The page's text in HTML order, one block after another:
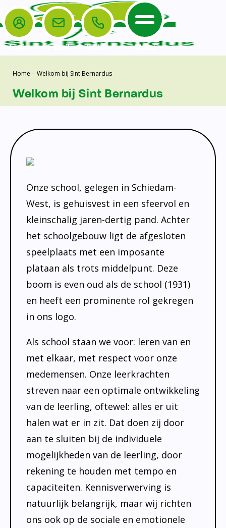
Home
De School
De School
Missie en visie
Veiligheidsplan
Onderwijs
Leerlingenraad
Leerlingenzorg
Leerlingenzorg
Kanjertraining
Doorstroomtoets
Centrum Jeugd en Gezin
Schoollogopedie
schoolondersteuningsprofiel
Schooltijden
Absentie
Vakanties
Aanmelden
Schoolgids
Gezonde school
Routebeschrijving
Privacy
Het Team
Ouders
Ouders
Voorschoolse en naschoolse opvang
Tussenschoolse opvang
Activiteitencommissie (AC)
Medezeggenschapsraad (MR)
Formulieren
Klachtenregeling
Contact
Login E-mail Bellen Menu
Home - Welkom bij Sint Bernardus
Welkom bij Sint Bernardus
Onze school, gelegen in Schiedam-
West, is gehuisvest in een sfeervol en
kleinschalig jaren-dertig pand. Achter
het schoolgebouw ligt de afgesloten
speelplaats met een imposante
plataan als trots middelpunt. Deze
boom is even oud als de school (1931)
en heeft een prominente rol gekregen
in ons logo.
Als school staan we voor: leren van en
met elkaar, met respect voor onze
medemensen. Onze leerkrachten
streven naar een optimale ontwikkeling
van de leerling, oftewel: alles er uit
halen wat er in zit. Dat doen zij door
aan te sluiten bij de individuele
mogelijkheden van de leerling, door
rekening te houden met tempo en
capaciteiten. Kennisverwerving is
natuurlijk belangrijk, maar wij richten
ons ook op de sociale en emotionele